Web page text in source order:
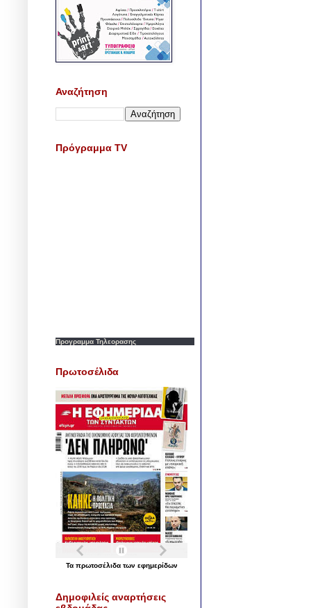
Αναζήτηση
Πρόγραμμα TV
Προγραμμα Τηλεορασης
Πρωτοσέλιδα
Τα πρωτοσέλιδα των εφημερίδων
Δημοφιλείς αναρτήσεις